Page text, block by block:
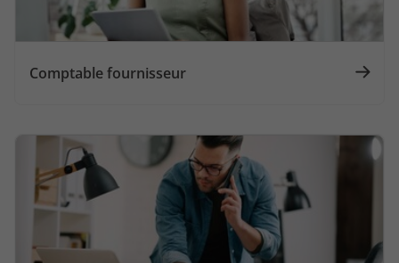
Comptable fournisseur